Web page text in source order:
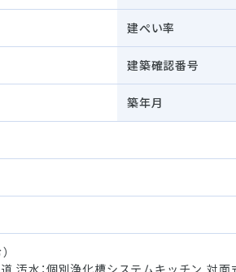
建ぺい率
建築確認番号
築年月